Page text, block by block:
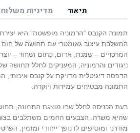
תיאור מדיניות
תמונת הקנבס "הרמוניה מופשטת" היא
המשלבת עיצוב גאומטרי עם תחושה של חום
המרכזיים – שמנת, אדום, כתום ושחור –
ניגודים והרמוניה, המעניקים לחלל תחושה
הדפסה דיגיטלית מדויקת על קנבס איכותי,
התמונה מבטיחים עמידות ויוקרה.
בעת הכניסה לחלל שבו מוצגת התמונה,
שהיא משרה. הצבעים החמים משתלבים
מודרני ומוסיפים לו נופך ייחודי ומזמין.